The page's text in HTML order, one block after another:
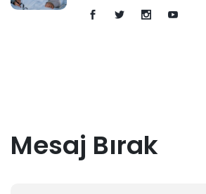
Mesaj Bırak